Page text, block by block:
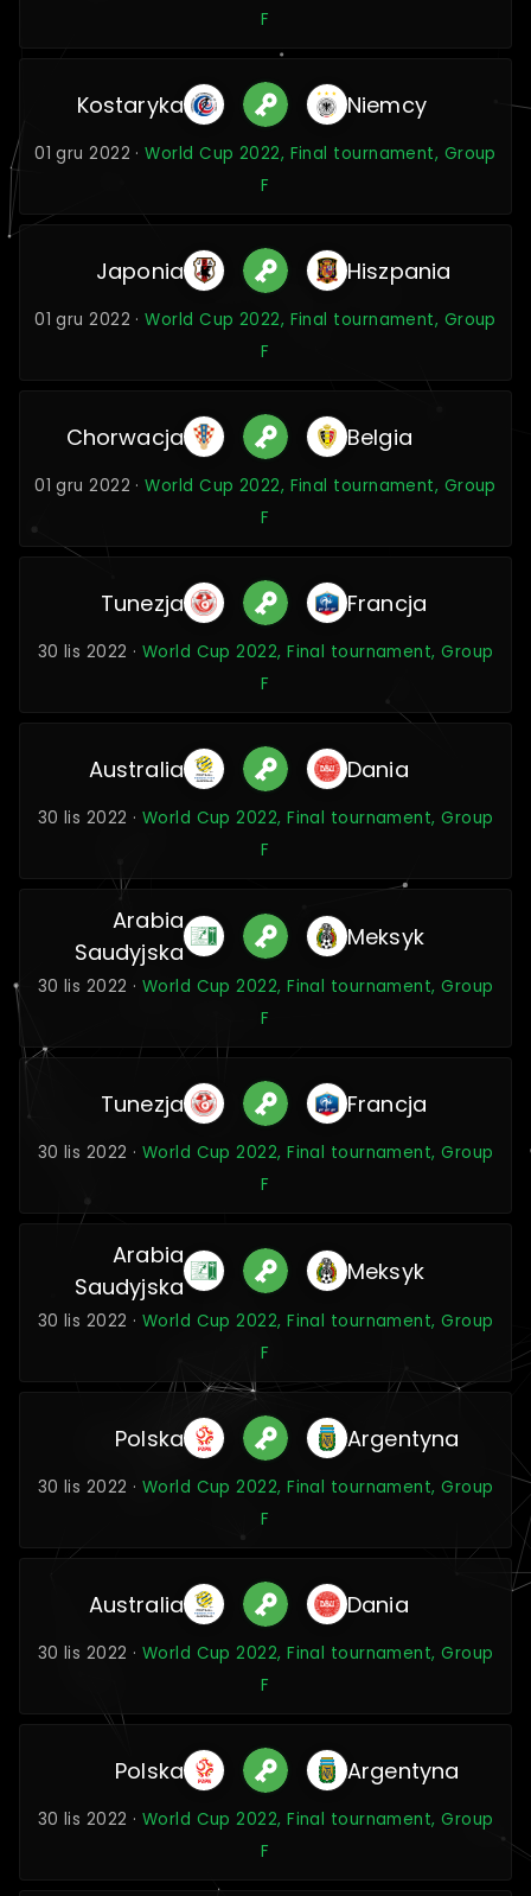
F
Kostaryka Niemcy
01 gru 2022 ·World Cup 2022, Final tournament, Group
F
Japonia Hiszpania
01 gru 2022 ·World Cup 2022, Final tournament, Group
F
Chorwacja Belgia
01 gru 2022 ·World Cup 2022, Final tournament, Group
F
Tunezja Francja
30 lis 2022 · World Cup 2022, Final tournament, Group
F
Australia Dania
30 lis 2022 · World Cup 2022, Final tournament, Group
F
Arabia
Saudyjska
Meksyk
30 lis 2022 · World Cup 2022, Final tournament, Group
F
Tunezja Francja
30 lis 2022 · World Cup 2022, Final tournament, Group
F
Arabia
Saudyjska
Meksyk
30 lis 2022 · World Cup 2022, Final tournament, Group
F
Polska Argentyna
30 lis 2022 · World Cup 2022, Final tournament, Group
F
Australia Dania
30 lis 2022 · World Cup 2022, Final tournament, Group
F
Polska Argentyna
30 lis 2022 · World Cup 2022, Final tournament, Group
F